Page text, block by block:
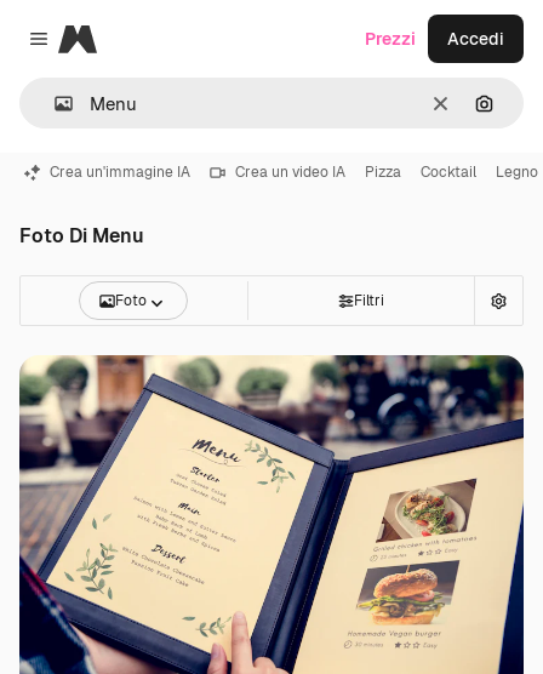
Close menu
Magnific
CancellaCerca
Prezzi Accedi
Crea un'immagine IA Crea un video IA Pizza Cocktail Legno
Foto Di Menu
Foto Filtri